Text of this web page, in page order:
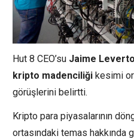
Hut 8 CEO’su Jaime
kripto madenciliği kesimi
görüşlerini belirtti.
Kripto para piyasalarının
ortasındaki temas hakkında